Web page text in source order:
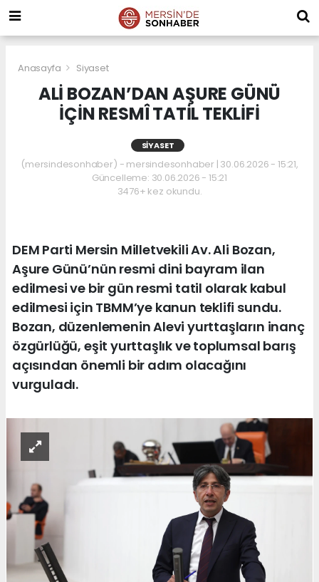
Anasayfa Siyaset
ALİ BOZAN’DAN AŞURE GÜNÜ
İÇİN RESMÎ TATİL TEKLİFİ
SIYASET
(mersindesonhaber) - mersindesonhaber | 30.06.2026 - 15:21,
Güncelleme: 30.06.2026 - 15:21
3476+ kez okundu.
DEM Parti Mersin Milletvekili Av. Ali Bozan,
Aşure Günü’nün resmi dini bayram ilan
edilmesi ve bir gün resmi tatil olarak kabul
edilmesi için TBMM’ye kanun teklifi sundu.
Bozan, düzenlemenin Alevi yurttaşların inanç
özgürlüğü, eşit yurttaşlık ve toplumsal barış
açısından önemli bir adım olacağını
vurguladı.